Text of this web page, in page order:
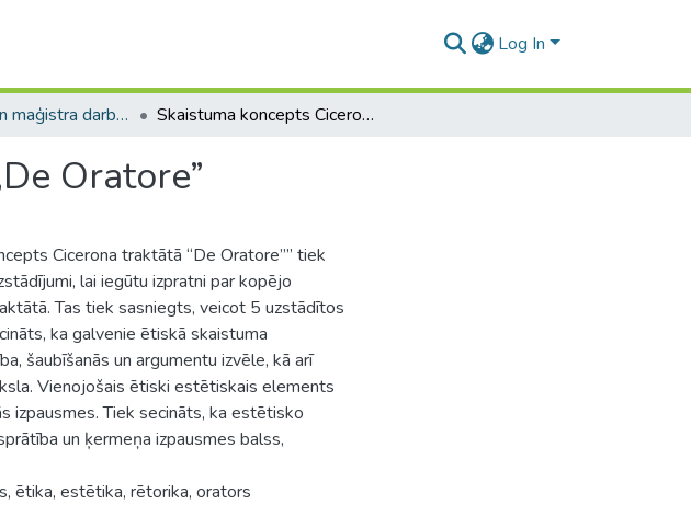
Log In
Bakalaura un maģistra darbi (HZF) / Bachelor's and Master's theses Skaistuma koncepts Cicerona traktātā „De Oratore”
Oratore”
Cicerona traktātā “De Oratore”” tiek
lai iegūtu izpratni par kopējo
Tas tiek sasniegts, veicot 5 uzstādītos
ka galvenie ētiskā skaistuma
šaubīšanās un argumentu izvēle, kā arī
Vienojošais ētiski estētiskais elements
izpausmes. Tiek secināts, ka estētisko
un ķermeņa izpausmes balss,
ētika, estētika, rētorika, orators